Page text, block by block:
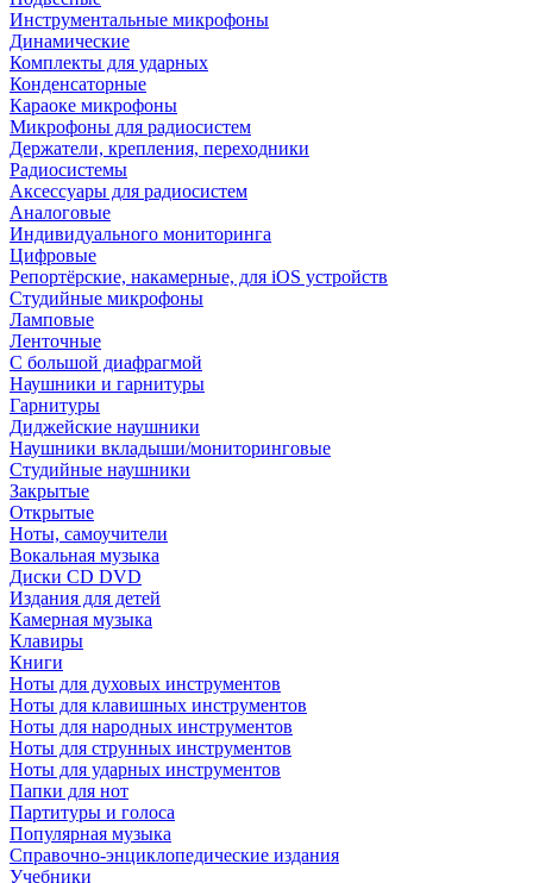
Инструментальные микрофоны
Динамические
Комплекты для ударных
Конденсаторные
Караоке микрофоны
Микрофоны для радиосистем
Держатели, крепления, переходники
Радиосистемы
Аксессуары для радиосистем
Аналоговые
Индивидуального мониторинга
Цифровые
Репортёрские, накамерные, для iOS устройств
Студийные микрофоны
Ламповые
Ленточные
С большой диафрагмой
Наушники и гарнитуры
Гарнитуры
Диджейские наушники
Наушники вкладыши/мониторинговые
Студийные наушники
Закрытые
Открытые
Ноты, самоучители
Вокальная музыка
Диски CD DVD
Издания для детей
Камерная музыка
Клавиры
Книги
Ноты для духовых инструментов
Ноты для клавишных инструментов
Ноты для народных инструментов
Ноты для струнных инструментов
Ноты для ударных инструментов
Папки для нот
Партитуры и голоса
Популярная музыка
Справочно-энциклопедические издания
Учебники